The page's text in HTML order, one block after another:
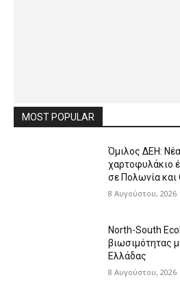
MOST POPULAR
Όμιλος ΔΕΗ:
χαρτοφυλάκιο
σε Πολωνία και
8 Αυγούστου, 2026
North-South
βιωσιμότητας
Ελλάδας
8 Αυγούστου, 2026